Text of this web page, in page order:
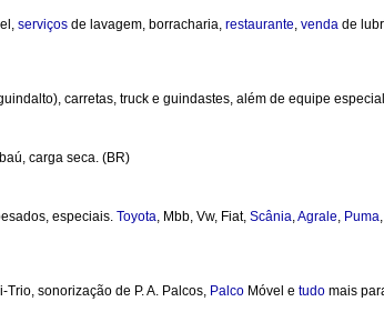
serviços de lavagem, borracharia, restaurante, venda de
carretas, truck e guindastes, além de equipe
carga seca. (BR)
especiais. Toyota, Mbb, Vw, Fiat, Scânia,Agrale, Puma,
Trio, sonorização de P. A. Palcos, Palco Móvel e tudo mais